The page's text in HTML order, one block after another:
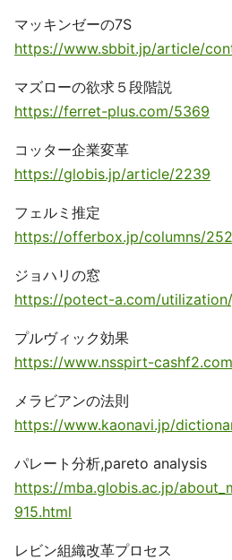
マッキンゼーの7S
https://www.sbbit.jp/article/
マズローの欲求５段階説
https://ferret-plus.com/5369
コッター企業変革
https://globis.jp/article/2239
フェルミ推定
https://offerbox.jp/columns/
ジョハリの窓
https://potect-a.com/
プルヴィック効果
https://www.nsspirt-
メラビアンの法則
https://www.kaonavi.jp/
パレート分析,pareto analysis
https://mba.globis.ac.jp/
915.html
レビン組織改革プロセス